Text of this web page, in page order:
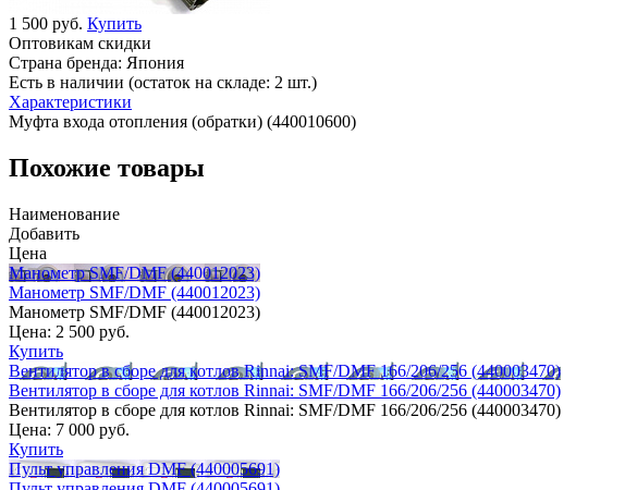
1 500 руб. Купить
Оптовикам скидки
Страна бренда: Япония
Есть в наличии (остаток на складе: 2 шт.)
Характеристики
Муфта входа отопления (обратки) (440010600)
Похожие товары
Наименование
Добавить
Цена
Манометр SMF/DMF (440012023)
Манометр SMF/DMF (440012023)
Манометр SMF/DMF (440012023)
Цена: 2 500 руб.
Купить
Вентилятор в сборе для котлов Rinnai: SMF/DMF 166/206/256 (440003470)
Вентилятор в сборе для котлов Rinnai: SMF/DMF 166/206/256 (440003470)
Вентилятор в сборе для котлов Rinnai: SMF/DMF 166/206/256 (440003470)
Цена: 7 000 руб.
Купить
Пульт управления DMF (440005691)